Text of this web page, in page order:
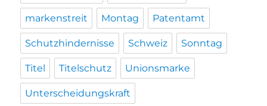
markenstreit Montag Patentamt
Schutzhindernisse Schweiz Sonntag
Titel Titelschutz Unionsmarke
Unterscheidungskraft